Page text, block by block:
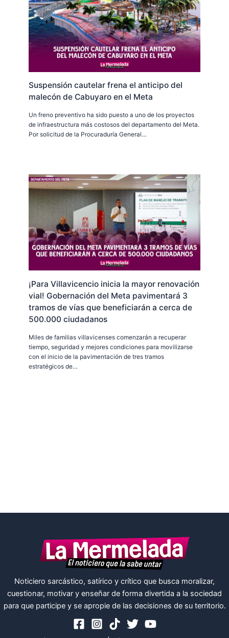
Suspensión cautelar frena el anticipo del
malecón de Cabuyaro en el Meta
Un freno preventivo ha sido puesto a uno de los proyectos
de infraestructura más costosos del departamento del Meta.
Por solicitud de la Procuraduría General…
¡Para Villavicencio inicia la mayor renovación
vial! Gobernación del Meta pavimentará 3
tramos de vías que beneficiarán a cerca de
500.000 ciudadanos
Miles de familias villavicenses comenzarán a recuperar
tiempo, seguridad y mejores condiciones para movilizarse
con el inicio de la pavimentación de tres tramos
estratégicos de…
Noticiero sarcástico, satírico y crítico que busca moralizar,
cuestionar, motivar y enseñar de forma divertida a la sociedad
para que participe y se apropie de las decisiones de su territorio.